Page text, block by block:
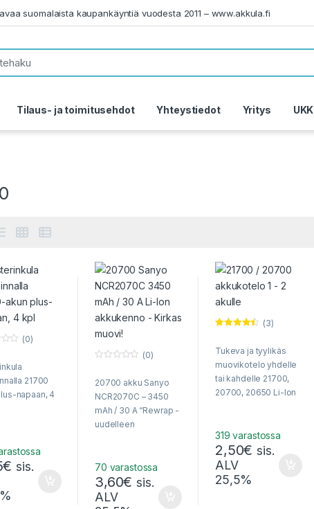
suomalaista kaupankäyntiä vuodesta 2011 – www.akkula.fi
Tilaus- ja toimitusehdot Yhteystiedot Yritys UKK
(0)
21700
napaan, 4
€ sis.
u
o
f
(0)
20700 akku Sanyo
NCR2070C – 3450
mAh / 30 A “Rewrap -
uudelleen
70 varastossa
3,60€ sis.
ALV
4.33/ 5
(3)
Tukeva ja tyylikäs
muovikotelo yhdelle
tai kahdelle 21700,
20700, 20650 Li-Ion
tahattomilta
oikosuluilta!
319 varastossa
2,50€ sis.
ALV
25,5%